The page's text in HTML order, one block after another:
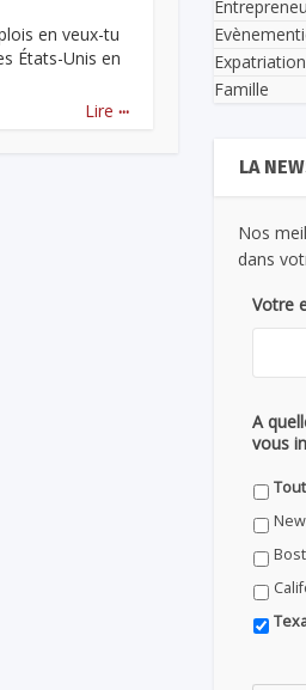
en veux-tu
États-Unis en
Lire ...
Expatriation
Famille
LA
Nos
dans
Votre
A
vous